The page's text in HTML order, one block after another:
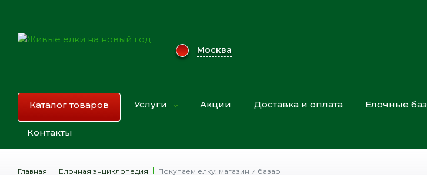
Москва
Каталог товаров Услуги Акции Доставка и оплата Елочные
Контакты
Главная Елочная энциклопедия Покупаем елку: магазин и базар